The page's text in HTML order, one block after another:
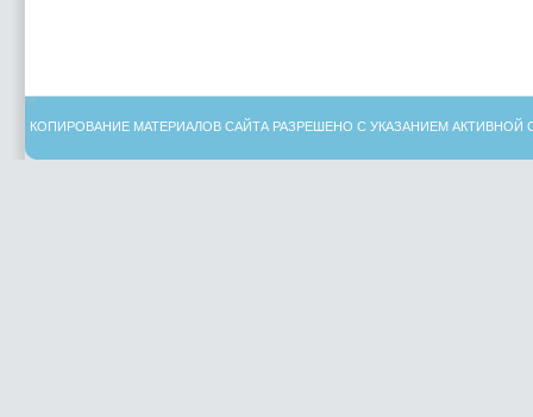
КОПИРОВАНИЕ МАТЕРИАЛОВ САЙТА РАЗРЕШЕНО С УКАЗАНИЕМ АКТИВНОЙ